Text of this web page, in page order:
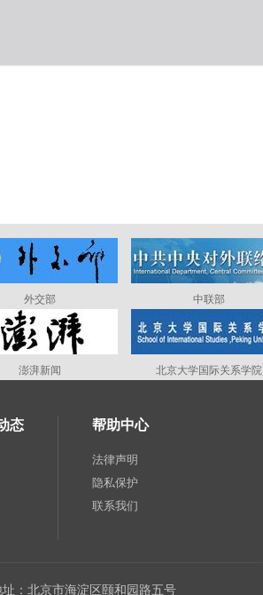
外交部 中联部
澎湃新闻 北京大学国际关系学院
态 帮助中心
法律声明
隐私保护
联系我们
：北京市海淀区颐和园路五号